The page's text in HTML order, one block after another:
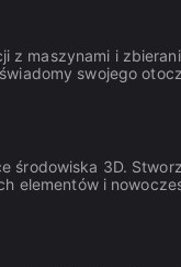
z maszynami i
swojego
środowiska 3D.
elementów i